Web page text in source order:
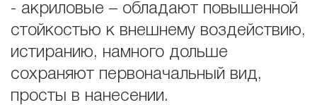
- акриловые – обладают повышенной
стойкостью к внешнему воздействию,
истиранию, намного дольше
сохраняют первоначальный вид,
просты в нанесении.